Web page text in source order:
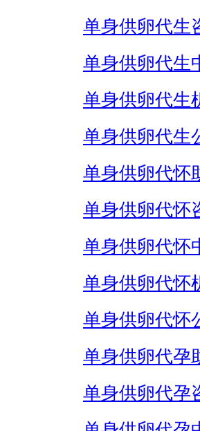
单身供卵代生
单身供卵代生
单身供卵代生
单身供卵代生
单身供卵代怀
单身供卵代怀
单身供卵代怀
单身供卵代怀
单身供卵代怀
单身供卵代孕
单身供卵代孕